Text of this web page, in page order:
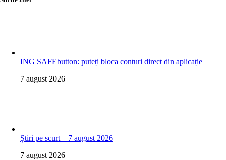
ING SAFEbutton: puteți bloca conturi direct din aplicație
7 august 2026
Știri pe scurt – 7 august 2026
7 august 2026